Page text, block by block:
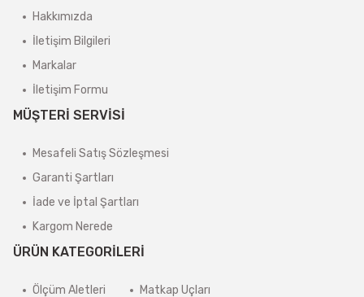
Hakkımızda
İletişim Bilgileri
Markalar
İletişim Formu
MÜŞTERİ SERVİSİ
Mesafeli Satış Sözleşmesi
Garanti Şartları
İade ve İptal Şartları
Kargom Nerede
ÜRÜN KATEGORİLERİ
Ölçüm Aletleri
Matkap Uçları